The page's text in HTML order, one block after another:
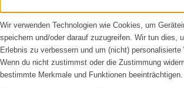
Wir verwenden Technologien wie Cookies, um
speichern und/oder darauf zuzugreifen. Wir tun dies,
Erlebnis zu verbessern und um (nicht) personalisierte
Wenn du nicht zustimmst oder die Zustimmung
bestimmte Merkmale und Funktionen beeinträchtigen.